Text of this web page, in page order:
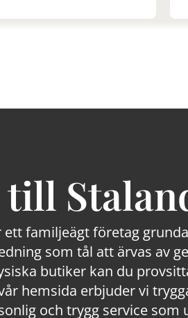
familjeägt företag
som tål att ärvas av
butiker kan du
hemsida erbjuder vi
och trygg service som